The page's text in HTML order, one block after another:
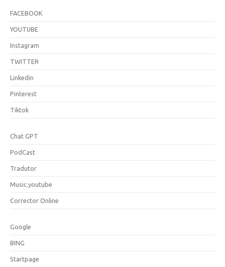
FACEBOOK
YOUTUBE
Instagram
TWITTER
Linkedin
Pinterest
Tiktok
Chat GPT
PodCast
Tradutor
Music.youtube
Corrector Online
Google
BING
Startpage